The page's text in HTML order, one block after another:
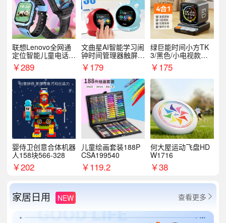
联想Lenovo全网通
定位智能儿童电话手
表A1
￥289
文曲星AI智能学习闹
钟时间管理器触屏N
1pro
￥179
绿巨能时间小方TK
3/黑色/小电视款【T
K3】
￥175
婴侍卫创意合体机器
人158块566-328
￥202
儿童绘画套装188P
CSA199540
￥119.2
何大屋运动飞盘HD
W1716
￥38
家居日用 NEW 查看更多 